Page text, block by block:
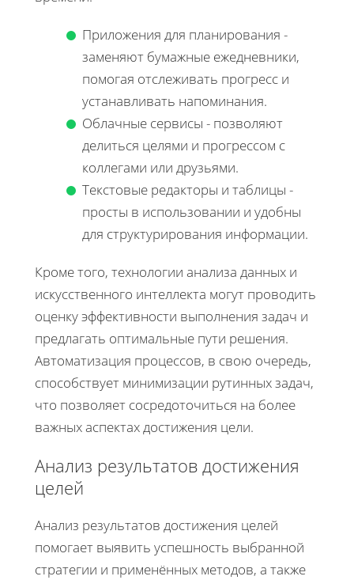
Приложения для планирования -
заменяют бумажные ежедневники,
помогая отслеживать прогресс и
устанавливать напоминания.
Облачные сервисы - позволяют
делиться целями и прогрессом с
коллегами или друзьями.
Текстовые редакторы и таблицы -
просты в использовании и удобны
для структурирования информации.
Кроме того, технологии анализа данных и
искусственного интеллекта могут проводить
оценку эффективности выполнения задач и
предлагать оптимальные пути решения.
Автоматизация процессов, в свою очередь,
способствует минимизации рутинных задач,
что позволяет сосредоточиться на более
важных аспектах достижения цели.
Анализ результатов достижения
целей
Анализ результатов достижения целей
помогает выявить успешность выбранной
стратегии и применённых методов, а также